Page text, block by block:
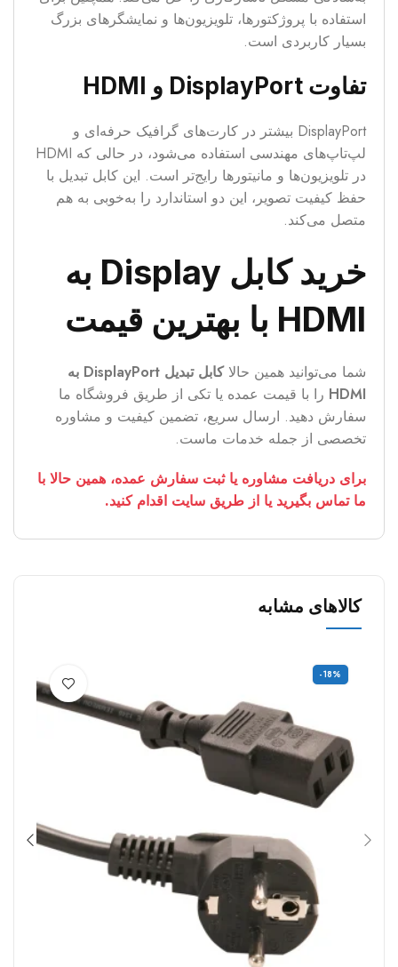
استفاده با پروژکتورها، تلویزیون‌ها و نمایشگرهای بزرگ
بسیار کاربردی است.
تفاوت DisplayPort و HDMI
DisplayPort بیشتر در کارت‌های گرافیک حرفه‌ای و
لپ‌تاپ‌های مهندسی استفاده می‌شود، در حالی که HDMI
در تلویزیون‌ها و مانیتورها رایج‌تر است. این کابل تبدیل با
حفظ کیفیت تصویر، این دو استاندارد را به‌خوبی به هم
متصل می‌کند.
خرید کابل Display به
HDMI با بهترین قیمت
شما می‌توانید همین حالا
کابل تبدیل DisplayPort به
HDMI را با قیمت عمده یا تکی از طریق فروشگاه ما
سفارش دهید. ارسال سریع، تضمین کیفیت و مشاوره
تخصصی از جمله خدمات ماست.
برای دریافت مشاوره یا ثبت سفارش عمده، همین حالا با
ما تماس بگیرید یا از طریق سایت اقدام کنید.
کالاهای مشابه
-18%